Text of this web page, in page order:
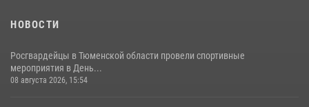
НОВОСТИ
Росгвардейцы в Тюменской области провели спортивные
мероприятия в День...
08 августа 2026, 15:54